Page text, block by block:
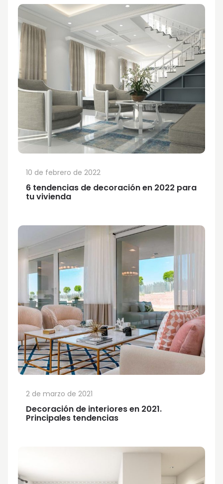
6 tendencias de decoración en 2022 para
tu vivienda
10 de febrero de 2022
Decoración de interiores en 2021.
Principales tendencias
2 de marzo de 2021